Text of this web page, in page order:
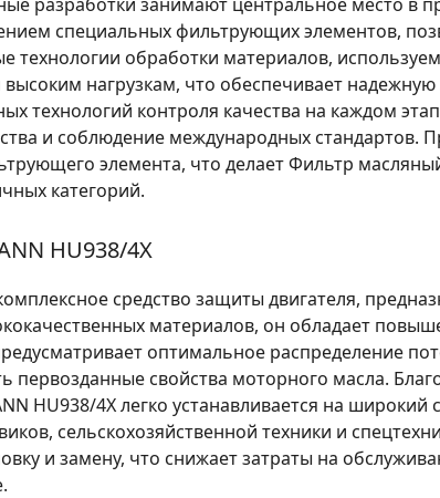
специальных фильтрующих элементов,
обработки материалов,
нагрузкам, что обеспечивает
технологий контроля качества на каждом
и соблюдение международных стандартов.
элемента, что делает Фильтр
категорий.
HU938/4X
средство защиты двигателя,
материалов, он обладает
оптимальное распределение
первозданные свойства моторного масла.
HU938/4X легко устанавливается на широкий
сельскохозяйственной техники и
и замену, что снижает затраты на